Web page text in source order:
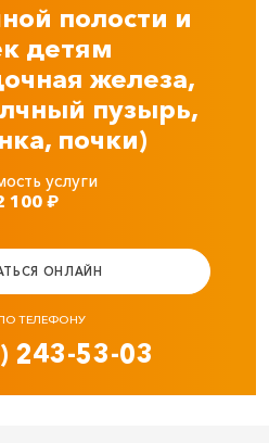
полости и
детям
железа,
пузырь,
почки)
услуги
100₽
ОНЛАЙН
ТЕЛЕФОНУ
243-53-03